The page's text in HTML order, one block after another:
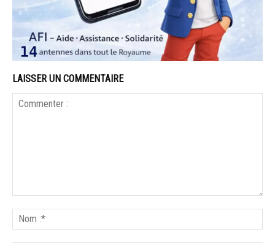
LAISSER UN COMMENTAIRE